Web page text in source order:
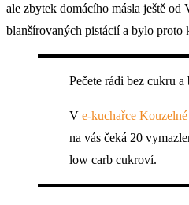
ale zbytek domácího másla ještě od
blanšírovaných pistácií a bylo proto
Pečete rádi bez cukru a
V e-kuchařce
na vás čeká 20
low carb cukroví.